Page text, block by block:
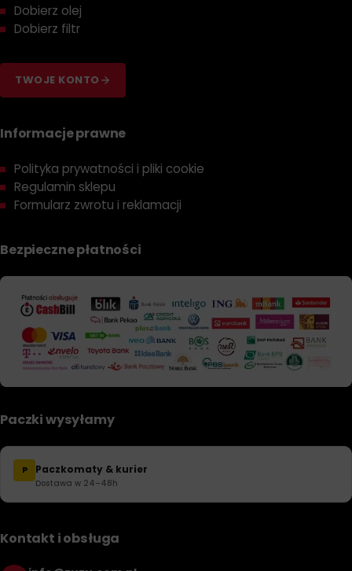
Dobierz olej
Dobierz filtr
TWOJE KONTO
Informacje prawne
Polityka prywatności i pliki cookie
Regulamin sklepu
Formularz zwrotu i reklamacji
Bezpieczne płatności
Paczki wysyłamy
P Paczkomaty & kurier
Dostawa w 24–48h
Kontakt i obsługa